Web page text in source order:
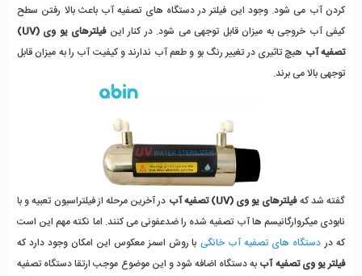
کردن آب می شود. وجود این فیلتر در دستگاه های تصفیه آب باعث بالا رفتن سطح
کیفی آب خروجی به میزان قابل توجهی می شود. در کنار این
فیلترهای یو وی (UV)
تصفیه آب هیچ تاثیری در تغییر رنگ بو و طعم آب ندارند و کیفیت آب را به میزان قابل
توجهی بالا می برند.
گفته شد کهفیلترهای یو وی (UV) تصفیه آب در آخرین مرحله از فیلتراسیون تعبیه و با
نابودی میکروارگانیسم ها آب تصفیه شده را ضدعفونی می کنند. اما نکته مهم این است
که در دستگاه های تصفیه آب خانگی با روش اسمز معکوس این امکان وجود دارد که
فیلتر یو وی تصفیه آب به دستگاه اضافه شود و این موضوع موجب ارتقا دستگاه تصفیه